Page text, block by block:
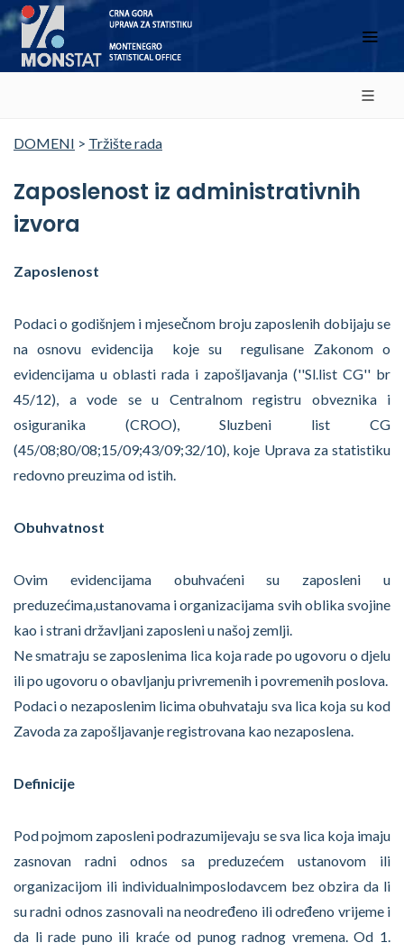
DOMENI > Tržište rada
Zaposlenost iz administrativnih
izvora
Zaposlenost
Podaci o godišnjem i mjesečnom broju zaposlenih dobijaju se
na osnovu evidencija koje su regulisane Zakonom o
evidencijama u oblasti rada i zapošljavanja (''Sl.list CG'' br
45/12), a vode se u Centralnom registru obveznika i
osiguranika (CROO), Sluzbeni list CG
(45/08;80/08;15/09;43/09;32/10), koje Uprava za statistiku
redovno preuzima od istih.
Obuhvatnost
Ovim evidencijama obuhvaćeni su zaposleni u
preduzećima,ustanovama i organizacijama svih oblika svojine
kao i strani državljani zaposleni u našoj zemlji.
Ne smatraju se zaposlenima lica koja rade po ugovoru o djelu
ili po ugovoru o obavljanju privremenih i povremenih poslova.
Podaci o nezaposlenim licima obuhvataju sva lica koja su kod
Zavoda za zapošljavanje registrovana kao nezaposlena.
Definicije
Pod pojmom zaposleni podrazumijevaju se sva lica koja imaju
zasnovan radni odnos sa preduzećem ustanovom ili
organizacijom ili individualnimposlodavcem bez obzira da li
su radni odnos zasnovali na neodređeno ili određeno vrijeme i
da li rade puno ili kraće od punog radnog vremena. Od 1.